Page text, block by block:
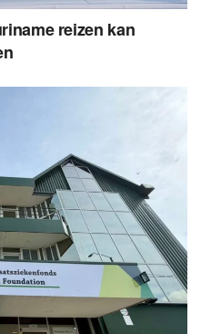
reizen kan